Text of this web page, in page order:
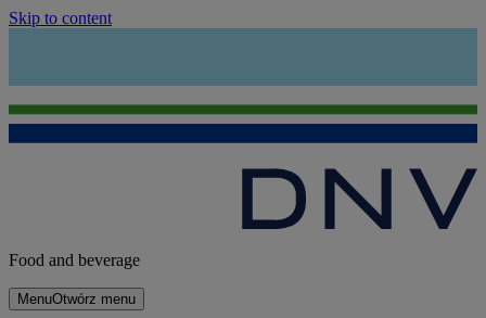
Skip to content
Food and beverage
MenuOtwórz menu